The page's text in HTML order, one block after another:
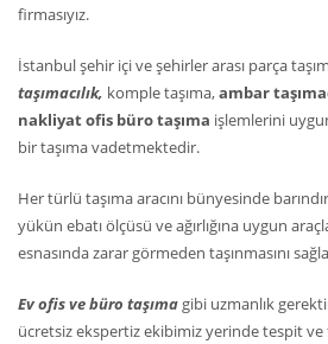
firmasıyız.
İstanbul şehir içi ve şehirler arası parça
taşımacılık, komple taşıma,ambar
nakliyat ofis büro taşıma işlemlerini
bir taşıma vadetmektedir.
Her türlü taşıma aracını bünyesinde
yükün ebatı ölçüsü ve ağırlığına uygun
esnasında zarar görmeden taşınmasını
Ev ofis ve büro taşıma gibi uzmanlık
ücretsiz ekspertiz ekibimiz yerinde tespit ve